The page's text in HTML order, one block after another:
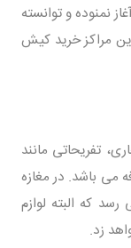
نمنوده و توانسته
مراکز خرید کیش
سه پارکینگ، 5 طبقه تجاری، تفریحاتی مانند
100 فروشگاه و غرفه می باشد. در مغازه
که البته لوازم
زد.